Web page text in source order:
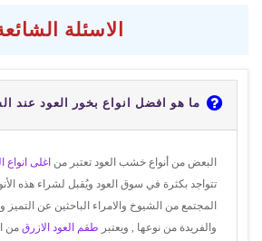
الاسئلة
ما هو افضل انواع بخور العود عند
البعض من أنواع خشب العود تعتبر مناغلى انواع
تتواجد بكثرة في سوق العود ويُقبل لشراء هذه
المجتمع من الشيوخ والامراء الباحثين عن التميز
والفريدة من نوعها , ويعتبر طقم العود الازرق من